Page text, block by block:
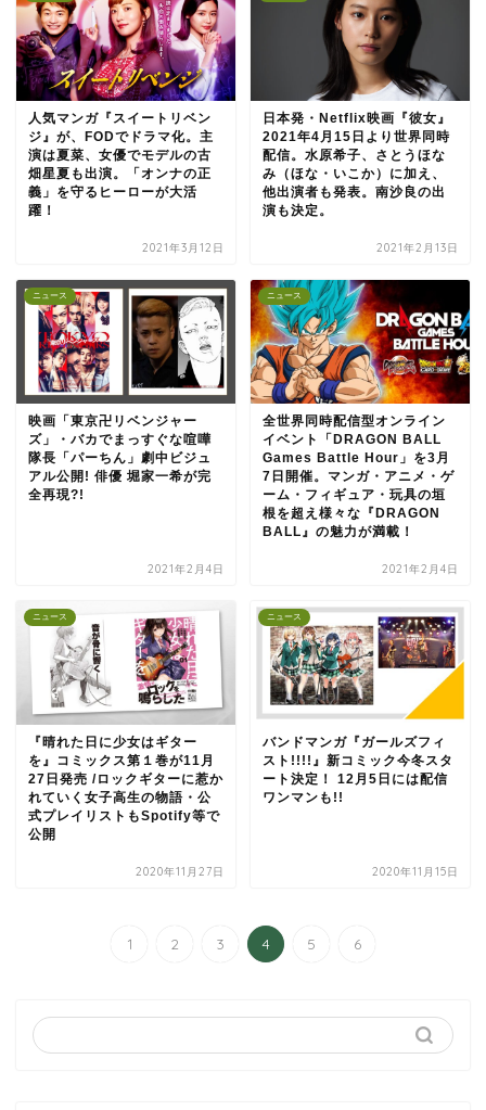
人気マンガ『スイートリベン
ジ』が、FODでドラマ化。主
演は夏菜、女優でモデルの古
畑星夏も出演。「オンナの正
義」を守るヒーローが大活
躍！
2021年3月12日
日本発・Netflix映画『彼女』
2021年4月15日より世界同時
配信。水原希子、さとうほな
み（ほな・いこか）に加え、
他出演者も発表。南沙良の出
演も決定。
2021年2月13日
ニュース
映画「東京卍リベンジャー
ズ」・バカでまっすぐな喧嘩
隊長「パーちん」劇中ビジュ
アル公開! 俳優 堀家一希が完
全再現?!
2021年2月4日
ニュース
全世界同時配信型オンライン
イベント「DRAGON BALL
Games Battle Hour」を3月
7日開催。マンガ・アニメ・ゲ
ーム・フィギュア・玩具の垣
根を超え様々な『DRAGON
BALL』の魅力が満載！
2021年2月4日
ニュース
『晴れた日に少女はギター
を』コミックス第１巻が11月
27日発売 /ロックギターに惹か
れていく女子高生の物語・公
式プレイリストもSpotify等で
公開
2020年11月27日
ニュース
バンドマンガ『ガールズフィ
スト!!!!』新コミック今冬スタ
ート決定！ 12月5日には配信
ワンマンも!!
2020年11月15日
1 2 3 4 5 6